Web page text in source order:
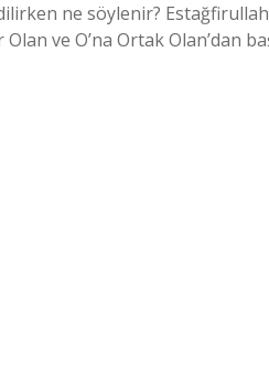
ne söylenir?
ve O’na Ortak Olan’dan